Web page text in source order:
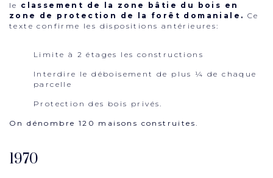
le classement de la zone bâtie du bois en
zone de protection de la forêt domaniale. Ce
texte confirme les dispositions antérieures:
Limite à 2 étages les constructions
Interdire le déboisement de plus ¼ de chaque
parcelle
Protection des bois privés.
On dénombre 120 maisons construites.
1970